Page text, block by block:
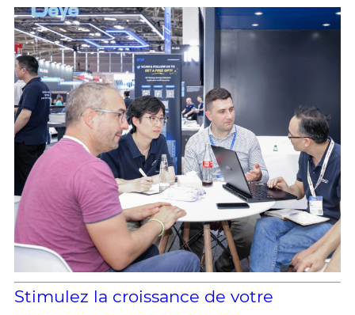
Stimulez la croissance de votre